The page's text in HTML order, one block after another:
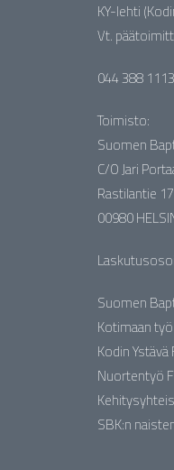
KY-lehti
Vt.
044 388
Toimisto:
Suomen
C/O Jari
Rastilantie
00980
Suomen
Kotimaan
Kodin
Nuortentyö
SBK:n